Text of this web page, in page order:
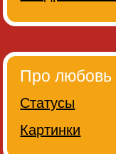
Про любовь
Статусы
Картинки